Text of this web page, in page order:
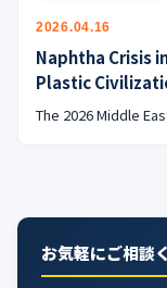
公式ブログ
会社案内
2026.04.16
Naphtha Crisis
Plastic
The 2026 Middle
お気軽にご相談